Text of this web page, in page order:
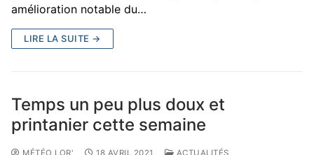
amélioration notable du…
LIRE LA SUITE →
Temps un peu plus doux et
printanier cette semaine
MÉTÉO LOR' 18 AVRIL 2021 ACTUALITÉS